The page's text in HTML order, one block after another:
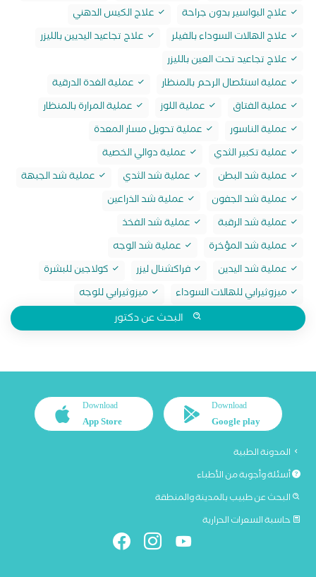
علاج البواسير بدون جراحة
علاج الكيس الدهني
علاج الهالات السوداء بالفيلر
علاج تجاعيد اليديين بالليزر
علاج تجاعيد تحت العين بالليزر
عملية استئصال الرحم بالمنظار
عملية الغدة الدرقية
عملية الفتاق
عملية اللوز
عملية المرارة بالمنظار
عملية الناسور
عملية تحويل مسار المعدة
عملية تكبير الثدي
عملية دوالي الخصية
عملية شد البطن
عملية شد الثدي
عملية شد الجبهة
عملية شد الجفون
عملية شد الذراعين
عملية شد الرقبة
عملية شد الفخذ
عملية شد المؤخرة
عملية شد الوجه
عملية شد اليدين
فراكشنال ليزر
كولاجين للبشرة
ميزوثيرابي للهالات السوداء
ميزوثيرابي للوجه
البحث عن دكتور
Download
Google play
Download
App Store
المدونة الطبية
أسئلة وأجوبة من الأطباء
البحث عن طبيب بالمدينة والمنطقة
حاسبة السعرات الحرارية